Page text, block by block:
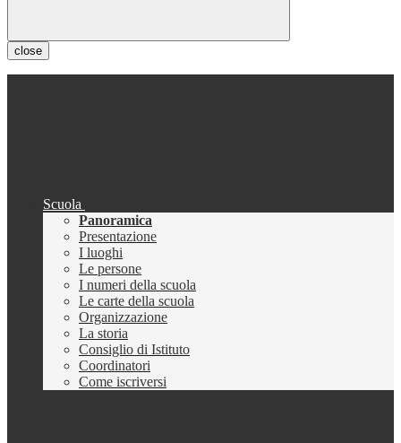
close
Scuola
Panoramica
Presentazione
I luoghi
Le persone
I numeri della scuola
Le carte della scuola
Organizzazione
La storia
Consiglio di Istituto
Coordinatori
Come iscriversi